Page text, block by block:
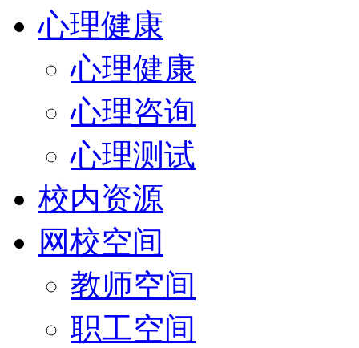
心理健康
心理健康
心理咨询
心理测试
校内资源
网校空间
教师空间
职工空间